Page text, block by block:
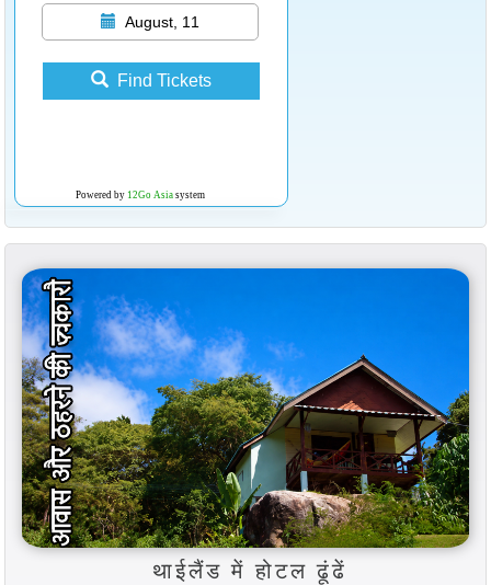
August, 11
Find Tickets
Powered by 12Go Asiasystem
थाईलैंड में होटल ढूंढें